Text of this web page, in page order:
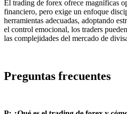
El trading de forex ofrece magníficas
financiero, pero exige un enfoque
herramientas adecuadas, adoptando
el control emocional, los traders
las complejidades del mercado de
Preguntas frecuentes